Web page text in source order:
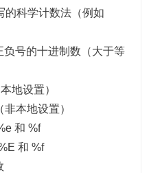
的科学计数法（例如
负号的十进制数（大于等
地设置）
本地设置）
和 %f
和 %f